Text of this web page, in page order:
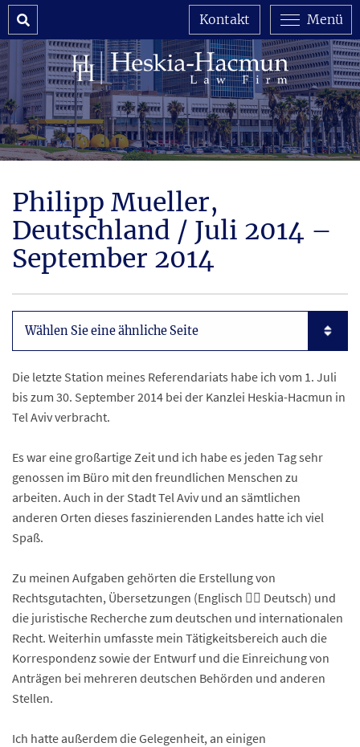
Search Menü
Kontakt
Philipp Mueller,
Deutschland / Juli 2014 –
September 2014
Die letzte Station meines Referendariats habe ich vom 1. Juli
bis zum 30. September 2014 bei der Kanzlei Heskia-Hacmun in
Tel Aviv verbracht.
Es war eine großartige Zeit und ich habe es jeden Tag sehr
genossen im Büro mit den freundlichen Menschen zu
arbeiten. Auch in der Stadt Tel Aviv und an sämtlichen
anderen Orten dieses faszinierenden Landes hatte ich viel
Spaß.
Zu meinen Aufgaben gehörten die Erstellung von
Rechtsgutachten, Übersetzungen (Englisch  Deutsch) und
die juristische Recherche zum deutschen und internationalen
Recht. Weiterhin umfasste mein Tätigkeitsbereich auch die
Korrespondenz sowie der Entwurf und die Einreichung von
Anträgen bei mehreren deutschen Behörden und anderen
Stellen.
Ich hatte außerdem die Gelegenheit, an einigen